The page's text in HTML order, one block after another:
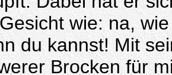
wie: na,
du kannst! Mit
Brocken für